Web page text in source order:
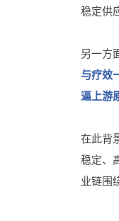
稳定供
另一方
与疗效
逼上游
在此背
稳定、
业链围